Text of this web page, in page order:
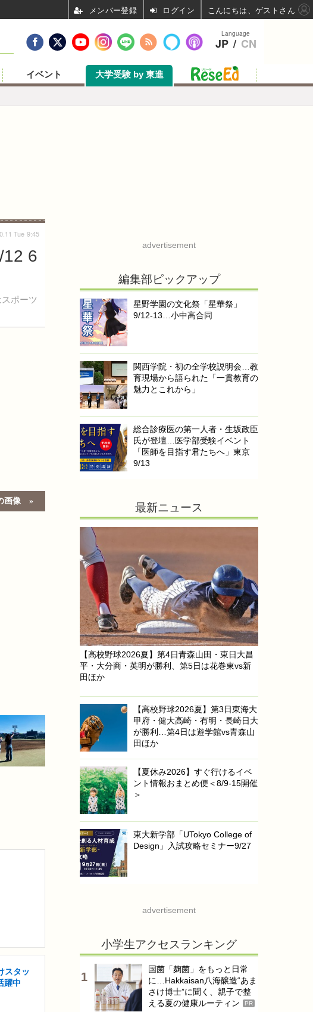
イベント 大学受験 by 東進
12 6
ポーツ
Tue 9:45
画像
スタッ
躍中
advertisement
編集部ピックアップ
星野学園の文化祭「星華祭」
9/12-13…小中高合同
関西学院・初の全学校説明会…教
育現場から語られた「一貫教育の
魅力とこれから」
総合診療医の第一人者・生坂政臣
氏が登壇…医学部受験イベント
「医師を目指す君たちへ」東京
9/13
最新ニュース
【高校野球2026夏】第4日青森山田・東日大昌
平・大分商・英明が勝利、第5日は花巻東vs新
田ほか
【高校野球2026夏】第3日東海大
甲府・健大高崎・有明・長崎日大
が勝利…第4日は遊学館vs青森山
田ほか
【夏休み2026】すぐ行けるイベ
ント情報おまとめ便＜8/9-15開催
＞
東大新学部「UTokyo College of
Design」入試攻略セミナー9/27
advertisement
小学生アクセスランキング
国菌「麹菌」をもっと日常
に…Hakkaisan八海醸造“あま
さけ博士”に聞く、親子で整
える夏の健康ルーティン
PR
Language
JP / CN
ログイン こんにちは、ゲストさん